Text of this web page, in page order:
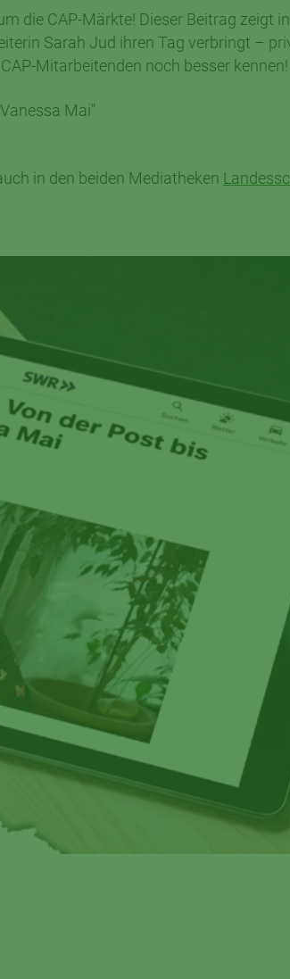
die CAP-Märkte! Dieser Beitrag zeigt
Sarah Jud ihren Tag verbringt –
Mitarbeitenden noch besser kennen!
Mai"
in den beiden Mediatheken